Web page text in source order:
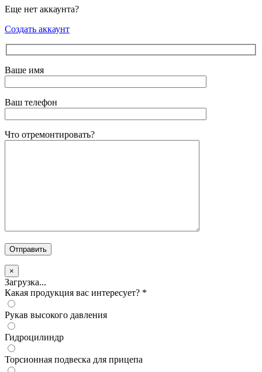
Еще нет аккаунта?
Создать аккаунт
Ваше имя
Ваш телефон
Что отремонтировать?
×
Загрузка...
Какая продукция вас интересует? *
Рукав высокого давления
Гидроцилиндр
Торсионная подвеска для прицепа